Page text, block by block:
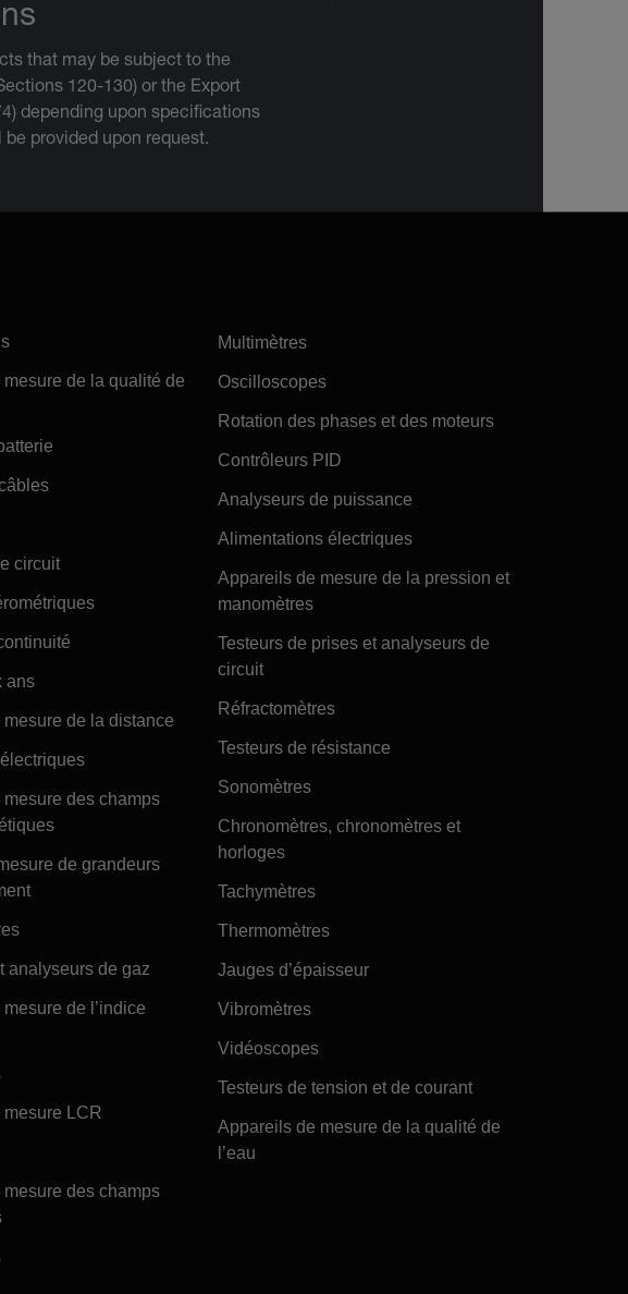
that may be subject to the
120-130) or the Export
depending upon specifications
provided upon request.
de la qualité de
circuit
ans
de la distance
des champs
de grandeurs
analyseurs de gaz
de l’indice
LCR
des champs
Multimètres
Oscilloscopes
Rotation des phases et des moteurs
Contrôleurs PID
Analyseurs de puissance
Alimentations électriques
Appareils de mesure de la pression et
manomètres
Testeurs de prises et analyseurs de
circuit
Réfractomètres
Testeurs de résistance
Sonomètres
Chronomètres, chronomètres et
horloges
Tachymètres
Thermomètres
Jauges d’épaisseur
Vibromètres
Vidéoscopes
Testeurs de tension et de courant
Appareils de mesure de la qualité de
l’eau